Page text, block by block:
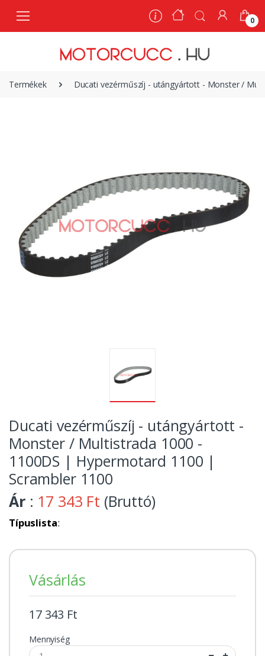
0
Termékek Ducati vezérműszíj - utángyártott - Monster /
Ducati vezérműszíj - utángyártott -
Monster / Multistrada 1000 -
1100DS | Hypermotard 1100 |
Scrambler 1100
Ár : 17 343 Ft (Bruttó)
Típuslista:
Vásárlás
17 343 Ft
Mennyiség
0